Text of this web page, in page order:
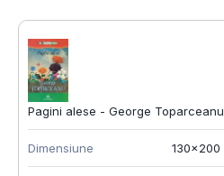
Pagini alese - George Toparceanu
Dimensiune 130x200